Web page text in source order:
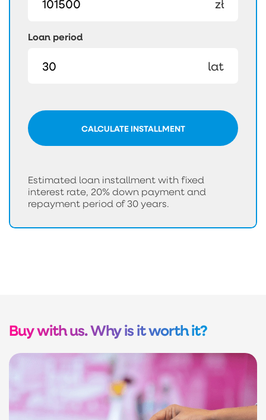
zł
Loan period
lat
CALCULATE INSTALLMENT
Estimated loan installment with fixed
interest rate, 20% down payment and
repayment period of 30 years.
Buy with us. Why is it worth it?